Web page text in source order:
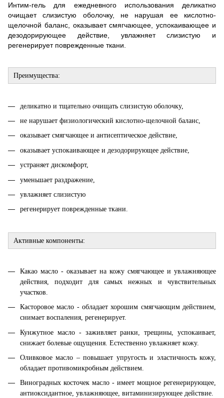
Интим-гель для ежедневного использования деликатно
очищает слизистую оболочку, не нарушая ее кислотно-
щелочной баланс, оказывает смягчающее, успокаивающее и
дезодорирующее действие, увлажняет слизистую и
регенерирует поврежденные ткани.
Преимущества:
деликатно и тщательно очищать слизистую оболочку,
не нарушает физиологический кислотно-щелочной баланс,
оказывает смягчающее и антисептическое действие,
оказывает успокаивающее и дезодорирующее действие,
устраняет дискомфорт,
уменьшает раздражение,
увлажняет слизистую
регенерирует поврежденные ткани.
Активные компоненты:
Какао масло - оказывает на кожу смягчающее и увлажняющее
действия, подходит для самых нежных и чувствительных
участков.
Касторовое масло - обладает хорошим смягчающим действием,
снимает воспаления, регенерирует.
Кунжутное масло - заживляет ранки, трещины, успокаивает,
снижает болевые ощущения. Естественно увлажняет кожу.
Оливковое масло – повышает упругость и эластичность кожу,
обладает противомикробным действием.
Виноградных косточек масло - имеет мощное регенерирующее,
антиоксидантное, увлажняющее, витаминизирующее действие.